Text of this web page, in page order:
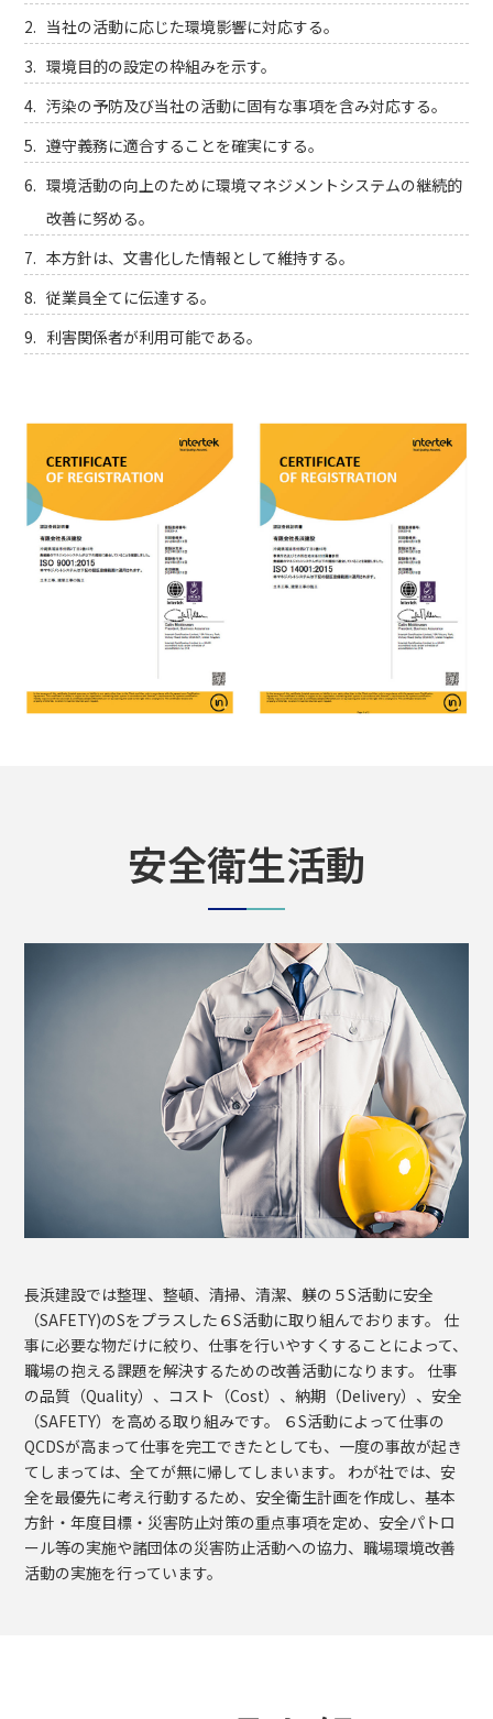
当社の活動に応じた環境影響に対応する。
環境目的の設定の枠組みを示す。
汚染の予防及び当社の活動に固有な事項を含み対応する。
遵守義務に適合することを確実にする。
環境活動の向上のために環境マネジメントシステムの継続的
改善に努める。
本方針は、文書化した情報として維持する。
従業員全てに伝達する。
利害関係者が利用可能である。
安全衛生活動
長浜建設では整理、整頓、清掃、清潔、躾の５S活動に安全
（SAFETY)のSをプラスした６S活動に取り組んでおります。 仕
事に必要な物だけに絞り、仕事を行いやすくすることによって、
職場の抱える課題を解決するための改善活動になります。 仕事
の品質（Quality）、コスト（Cost）、納期（Delivery）、安全
（SAFETY）を高める取り組みです。 ６S活動によって仕事の
QCDSが高まって仕事を完工できたとしても、一度の事故が起き
てしまっては、全てが無に帰してしまいます。 わが社では、安
全を最優先に考え行動するため、安全衛生計画を作成し、基本
方針・年度目標・災害防止対策の重点事項を定め、安全パトロ
ール等の実施や諸団体の災害防止活動への協力、職場環境改善
活動の実施を行っています。